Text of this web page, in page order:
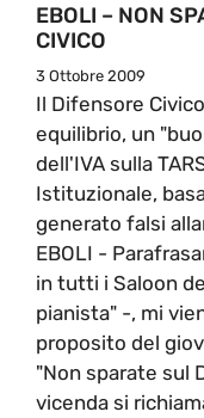
EBOLI – NON
CIVICO
3 Ottobre 2009
Il Difensore
equilibrio, un
dell'IVA sulla
Istituzionale,
generato falsi
EBOLI -
in tutti i Saloon
pianista" -, mi
proposito del
"Non sparate sul
vicenda si